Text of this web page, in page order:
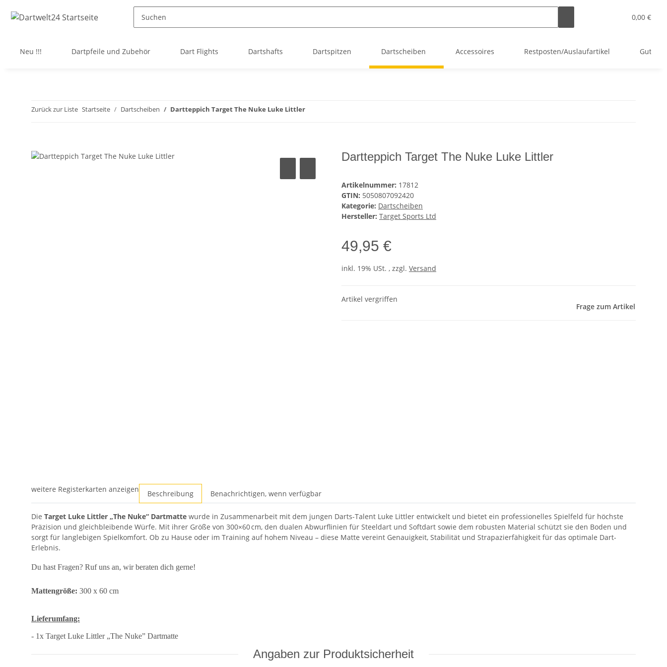
0,00 €
Neu !!! Dartpfeile und Zubehör Dart Flights Dartshafts Dartspitzen Dartscheiben Accessoires Restposten/Auslaufartikel
Zurück zur Liste Startseite Dartscheiben Dartteppich Target The Nuke Luke Littler
Dartteppich Target The Nuke Luke Littler
Artikelnummer: 17812
GTIN: 5050807092420
Kategorie: Dartscheiben
Hersteller: Target Sports Ltd
49,95 €
inkl. 19% USt. , zzgl. Versand
Artikel vergriffen
Frage zum Artikel
weitere Registerkarten anzeigen Beschreibung Benachrichtigen, wenn verfügbar
Die Target Luke Littler „The Nuke“ Dartmatte wurde in Zusammenarbeit mit dem jungen Darts-Talent Luke Littler entwickelt und bietet ein professionelles Spielfeld für höchste
Präzision und gleichbleibende Würfe. Mit ihrer Größe von 300×60 cm, den dualen Abwurflinien für Steeldart und Softdart sowie dem robusten Material schützt sie den Boden und
sorgt für langlebigen Spielkomfort. Ob zu Hause oder im Training auf hohem Niveau – diese Matte vereint Genauigkeit, Stabilität und Strapazierfähigkeit für das optimale Dart-
Erlebnis.
Du hast Fragen? Ruf uns an, wir beraten dich gerne!
Mattengröße: 300 x 60 cm
Lieferumfang:
- 1x Target Luke Littler „The Nuke” Dartmatte
Angaben zur Produktsicherheit